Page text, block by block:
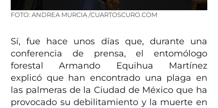
FOTO: ANDREA MURCIA /CUARTOSCURO.COM
Sí, fue hace unos días que, durante una
conferencia de prensa, el entomólogo
forestal Armando Equihua Martínez
explicó que han encontrado una plaga en
las palmeras de la Ciudad de México que ha
provocado su debilitamiento y la muerte en